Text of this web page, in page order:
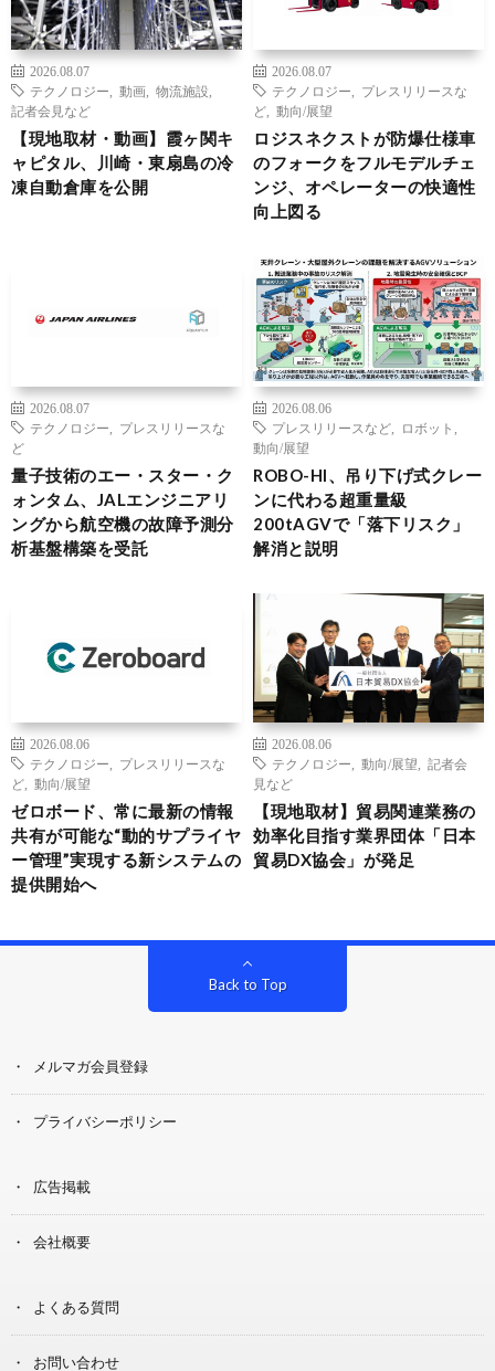
2026.08.07
テクノロジー
動画 物流施設
記者会見など
【現地取材・動画】霞ヶ関キ
ャピタル、川崎・東扇島の冷
凍自動倉庫を公開
2026.08.07
テクノロジー
プレスリリースな
ど
動向/展望
ロジスネクストが防爆仕様車
のフォークをフルモデルチェ
ンジ、オペレーターの快適性
向上図る
2026.08.07
テクノロジー
プレスリリースな
ど
量子技術のエー・スター・ク
ォンタム、JALエンジニアリ
ングから航空機の故障予測分
析基盤構築を受託
2026.08.06
プレスリリースなど
ロボット
動向/展望
ROBO-HI、吊り下げ式クレー
ンに代わる超重量級
200tAGVで「落下リスク」
解消と説明
2026.08.06
テクノロジー
プレスリリースな
ど
動向/展望
ゼロボード、常に最新の情報
共有が可能な“動的サプライヤ
ー管理”実現する新システムの
提供開始へ
2026.08.06
テクノロジー
動向/展望
記者会
見など
【現地取材】貿易関連業務の
効率化目指す業界団体「日本
貿易DX協会」が発足
Back to Top
メルマガ会員登録
プライバシーポリシー
広告掲載
会社概要
よくある質問
お問い合わせ